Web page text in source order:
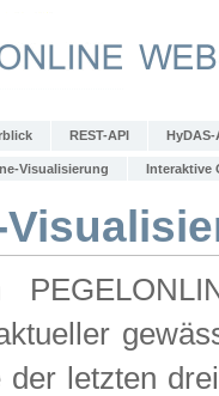
REST-API HyDAS-
Visualisierung Interaktive
der letzten